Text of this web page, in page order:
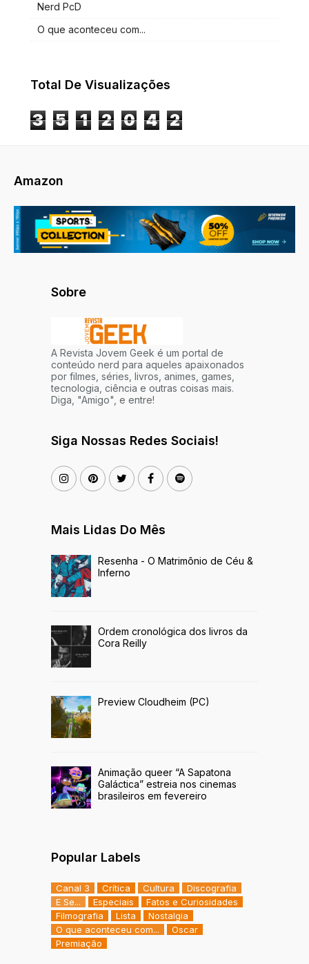
Nerd PcD
O que aconteceu com...
Total De Visualizações
3 5 1 2 0 4 2
Amazon
Sobre
A Revista Jovem Geek é um portal de
conteúdo nerd para aqueles apaixonados
por filmes, séries, livros, animes, games,
tecnologia, ciência e outras coisas mais.
Diga, "Amigo", e entre!
Siga Nossas Redes Sociais!
Mais Lidas Do Mês
Resenha - O Matrimônio de Céu &
Inferno
Ordem cronológica dos livros da
Cora Reilly
Preview Cloudheim (PC)
Animação queer “A Sapatona
Galáctica” estreia nos cinemas
brasileiros em fevereiro
Popular Labels
Canal 3 Crítica Cultura
Discografia
E Se...
Especiais
Fatos e Curiosidades
Filmografia
Lista
Nostalgia
O que aconteceu com...
Oscar
Premiação